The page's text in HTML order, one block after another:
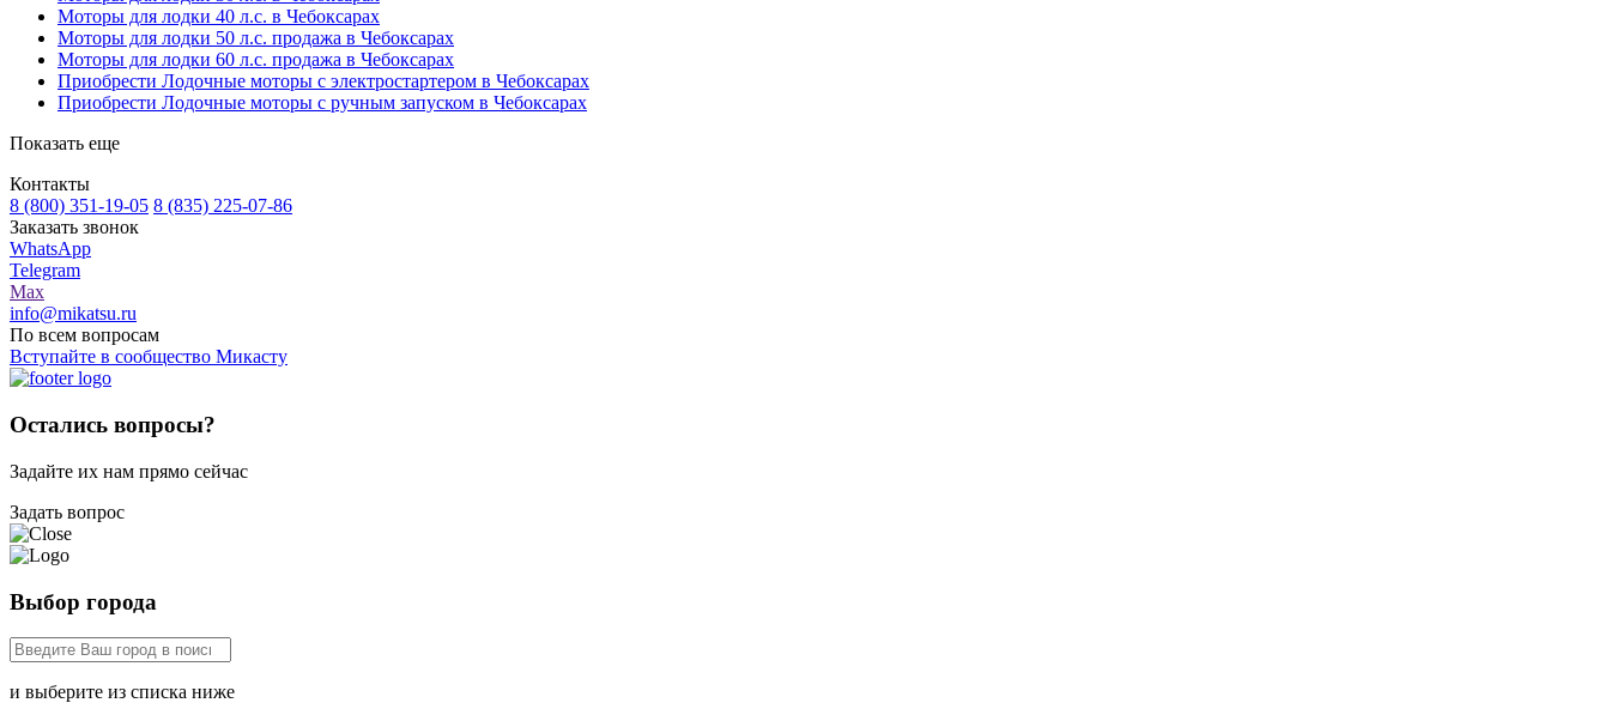
Моторы для лодки 40 л.с. в Чебоксарах
Моторы для лодки 50 л.с. продажа в Чебоксарах
Моторы для лодки 60 л.с. продажа в Чебоксарах
Приобрести Лодочные моторы с электростартером в Чебоксарах
Приобрести Лодочные моторы с ручным запуском в Чебоксарах
Показать еще
Контакты
8 (800) 351-19-05 8 (835) 225-07-86
Заказать звонок
WhatsApp
Telegram
Max
info@mikatsu.ru
По всем вопросам
Вступайте в сообщество Микасту
Остались вопросы?
Задайте их нам прямо сейчас
Задать вопрос
Выбор города
и выберите из списка ниже